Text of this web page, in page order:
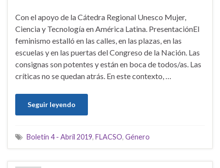
Con el apoyo de la Cátedra Regional Unesco Mujer,
Ciencia y Tecnología en América Latina. PresentaciónEl
feminismo estalló en las calles, en las plazas, en las
escuelas y en las puertas del Congreso de la Nación. Las
consignas son potentes y están en boca de todos/as. Las
críticas no se quedan atrás. En este contexto, …
Seguir leyendo
Boletín 4 - Abril 2019, FLACSO, Género